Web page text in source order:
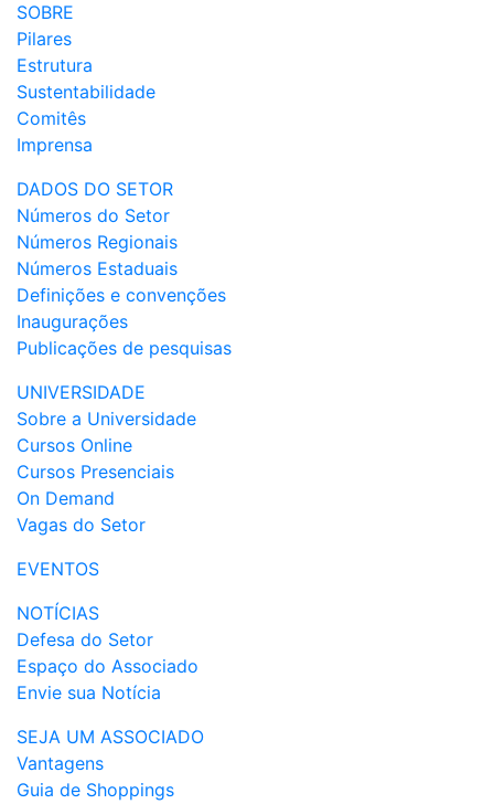
SOBRE
Pilares
Estrutura
Sustentabilidade
Comitês
Imprensa
DADOS DO SETOR
Números do Setor
Números Regionais
Números Estaduais
Definições e convenções
Inaugurações
Publicações de pesquisas
UNIVERSIDADE
Sobre a Universidade
Cursos Online
Cursos Presenciais
On Demand
Vagas do Setor
EVENTOS
NOTÍCIAS
Defesa do Setor
Espaço do Associado
Envie sua Notícia
SEJA UM ASSOCIADO
Vantagens
Guia de Shoppings